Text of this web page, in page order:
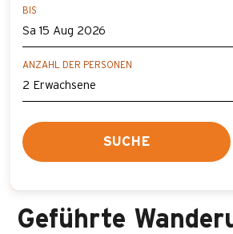
BIS
ANZAHL DER PERSONEN
SUCHE
Geführte